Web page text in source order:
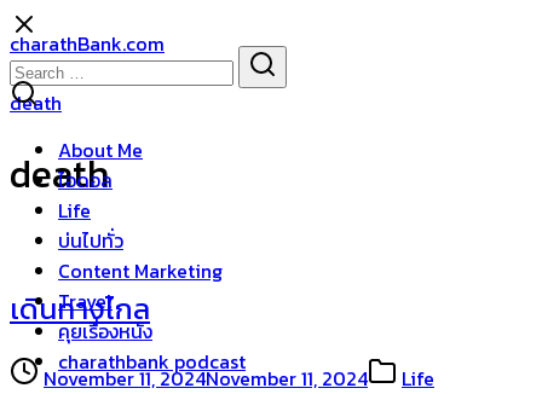
Skip
to
content
charathBank.com
About Me
ไอดอล
Life
บ่นไปทั่ว
Content Marketing
Travel
คุยเรื่องหนัง
charathbank podcast
Search
for:
death
death
เดินทางไกล
November 11, 2024November 11, 2024 Life